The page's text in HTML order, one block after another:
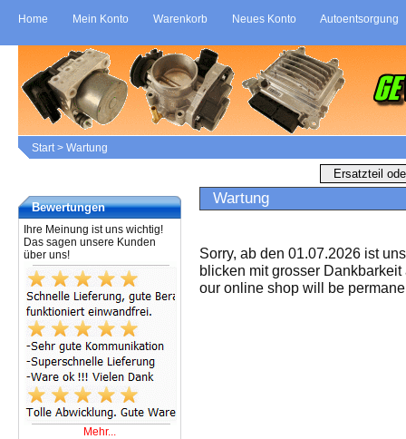
Home Mein Konto Warenkorb Neues Konto Autoentsorgung
Start> Wartung
Wartung
Sorry, ab den 01.07.2026 ist
blicken mit grosser
our online shop will be
Bewertungen
Ihre Meinung ist uns wichtig!
Das sagen unsere Kunden
über uns!
Mehr...